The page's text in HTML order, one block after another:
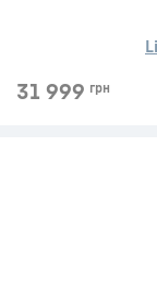
31 999 грн